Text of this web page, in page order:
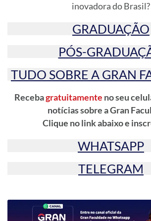
inovadora do Brasil?
GRADUAÇÃO
PÓS-
TUDO SOBRE A GRAN
Recebagratuitamente no seu
notícias sobre a Gran
Clique no link abaixo e
WHATSAPP
TELEGRAM